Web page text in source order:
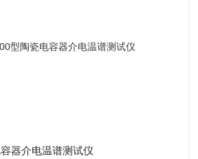
器介电温谱测试仪